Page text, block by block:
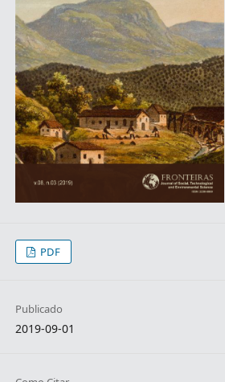
PDF
Publicado
2019-09-01